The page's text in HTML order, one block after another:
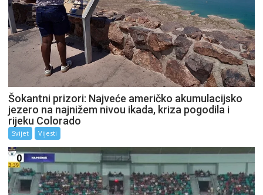
Šokantni prizori: Najveće američko akumulacijsko
jezero na najnižem nivou ikada, kriza pogodila i
rijeku Colorado
Svijet Vijesti